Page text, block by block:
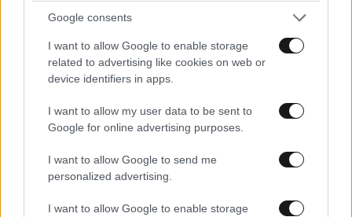
Google consents
I want to allow Google to enable storage
related to advertising like cookies on web or
device identifiers in apps.
I want to allow my user data to be sent to
Google for online advertising purposes.
I want to allow Google to send me
personalized advertising.
I want to allow Google to enable storage
LIFESTYLE3 ω. πριν
Αθηνά Οικονομάκου από τα Μπόρα Μπόρα:
«Έσκασε τώρα όλη η κούραση» – Το απρόοπτο